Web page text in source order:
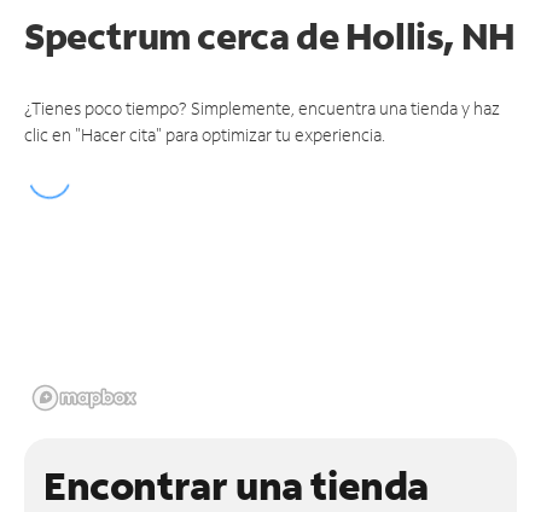
Spectrumcerca de Hollis, NH
¿Tienes poco tiempo? Simplemente, encuentra una tienda y haz
clic en "Hacer cita" para optimizar tu experiencia.
Encontrar una tienda